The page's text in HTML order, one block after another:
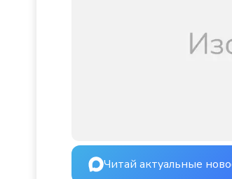
Читай актуальные